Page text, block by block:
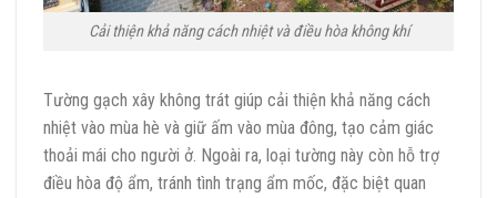
Cải thiện khả năng cách nhiệt và điều hòa không khí
Tường gạch xây không trát giúp cải thiện khả năng cách
nhiệt vào mùa hè và giữ ấm vào mùa đông, tạo cảm giác
thoải mái cho người ở. Ngoài ra, loại tường này còn hỗ trợ
điều hòa độ ẩm, tránh tình trạng ẩm mốc, đặc biệt quan